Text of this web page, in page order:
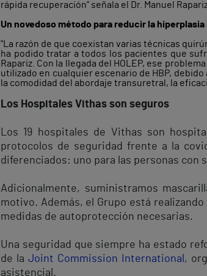
rápida recuperación” señala el Dr. Manuel
Un novedoso método para reducir la
"La razón de que coexistan varias técnicas
ha podido tratar a todos los pacientes que
Rapariz. Con la llegada del HOLEP, ese
utilizado en cualquier escenario de HBP,
la comodidad del abordaje transuretral, la
Los Hospitales Vithas son seguros
Los 19 hospitales de Vithas son
protocolos de seguridad frente a la
diferenciados: uno para las personas con
Adicionalmente, suministramos
motivo. Además, el Grupo está
medidas de autoprotección necesarias.
Una seguridad que siempre ha estado
de laJoint Commission International ,
asistencial.